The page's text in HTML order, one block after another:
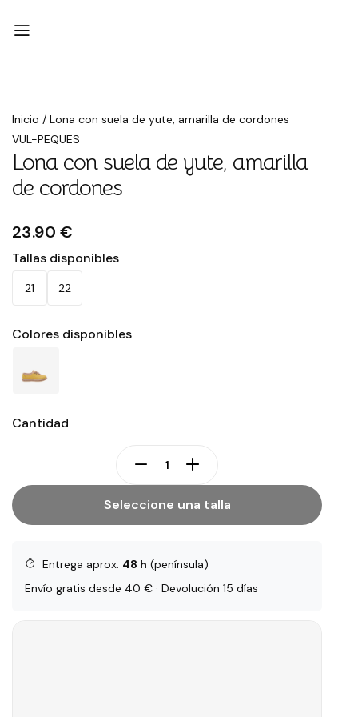
Inicio / Lona con suela de yute, amarilla de cordones
VUL-PEQUES
Lona con suela de yute, amarilla
de cordones
23.90 €
Tallas disponibles
21 22
Colores disponibles
Cantidad
Seleccione una talla
Entrega aprox. 48 h (península)
Envío gratis desde 40 € · Devolución 15 días